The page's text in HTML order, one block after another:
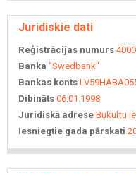
Juridiskie dati
Reģistrācijas numurs
Banka "Swedbank"
Bankas konts
Dibināts 06.01.1998
Juridiskā adrese Bukultu
Iesniegtie gada pārskati